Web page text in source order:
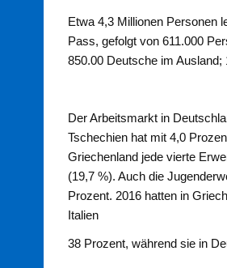
Etwa 4,3 Millionen Personen
Pass, gefolgt von 611.000
850.00 Deutsche im Ausland;
Der Arbeitsmarkt in
Tschechien hat mit 4,0
Griechenland jede vierte
(19,7 %). Auch die
Prozent. 2016 hatten in
Italien
38 Prozent, während sie in